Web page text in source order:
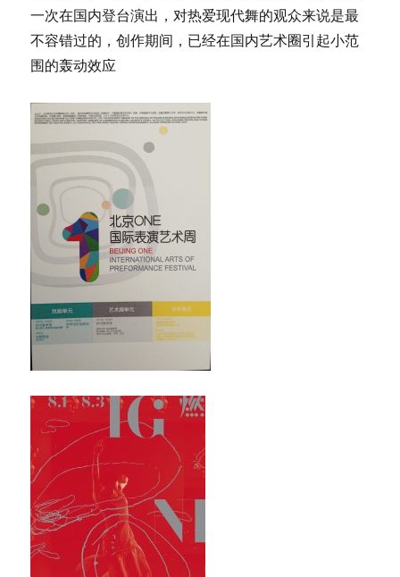
一次在国内登台演出，对热爱现代舞的观众来说是最
不容错过的，创作期间，已经在国内艺术圈引起小范
围的轰动效应